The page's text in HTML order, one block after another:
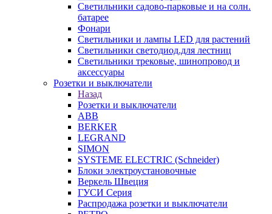
Светильники садово-парковые и на солн.
батарее
Фонари
Светильники и лампы LED для растений
Светильники светодиод.для лестниц
Светильники трековые, шинопровод и
аксессуары
Розетки и выключатели
Назад
Розетки и выключатели
ABB
BERKER
LEGRAND
SIMON
SYSTEME ELECTRIC (Schneider)
Блоки электроустановочные
Веркель Швеция
ГУСИ Серия
Распродажа розетки и выключатели